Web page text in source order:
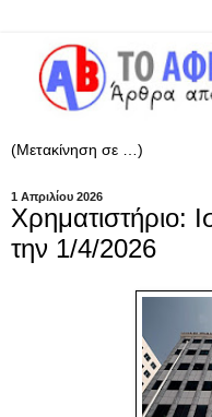
1 Απριλίου 2026
Χρηματιστήριο:
την 1/4/2026